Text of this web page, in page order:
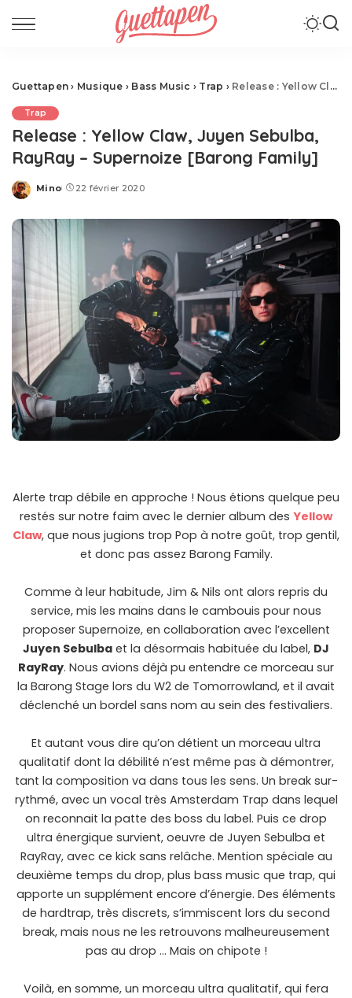
Guettapen › Musique › Bass Music › Trap › Release : Yellow Claw, Juyen Sebulba, RayRay – Supernoize [Barong Family]
Trap
Release : Yellow Claw, Juyen Sebulba,
RayRay – Supernoize [Barong Family]
Posted
Mino 22 février 2020
Alerte trap débile en approche ! Nous étions quelque peu
restés sur notre faim avec le dernier album des Yellow
Claw, que nous jugions trop Pop à notre goût, trop gentil,
et donc pas assez Barong Family.
Comme à leur habitude, Jim & Nils ont alors repris du
service, mis les mains dans le cambouis pour nous
proposer Supernoize, en collaboration avec l’excellent
Juyen Sebulba et la désormais habituée du label, DJ
RayRay. Nous avions déjà pu entendre ce morceau sur
la Barong Stage lors du W2 de Tomorrowland, et il avait
déclenché un bordel sans nom au sein des festivaliers.
Et autant vous dire qu’on détient un morceau ultra
qualitatif dont la débilité n’est même pas à démontrer,
tant la composition va dans tous les sens. Un break sur-
rythmé, avec un vocal très Amsterdam Trap dans lequel
on reconnait la patte des boss du label. Puis ce drop
ultra énergique survient, oeuvre de Juyen Sebulba et
RayRay, avec ce kick sans relâche. Mention spéciale au
deuxième temps du drop, plus bass music que trap, qui
apporte un supplément encore d’énergie. Des éléments
de hardtrap, très discrets, s’immiscent lors du second
break, mais nous ne les retrouvons malheureusement
pas au drop … Mais on chipote !
Voilà, en somme, un morceau ultra qualitatif, qui fera